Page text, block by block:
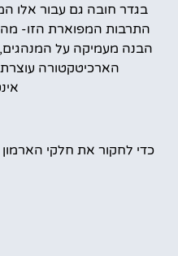
בגדר חובה גם עבור אלו
התרבות המפוארת הזו-
הבנה מעמיקה על המנהגים,
הארכיטקטורה עוצרת